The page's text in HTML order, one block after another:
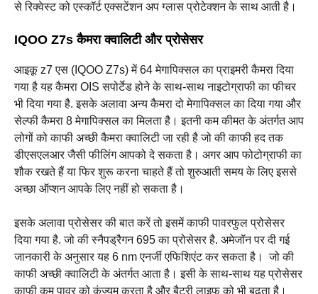
से रिक्वेस्ट को एस्कॉर्ट एक्सटेंशन अप ग्लास प्रोटेक्शन के साथ आती है।
IQOO Z7s कैमरा क्वालिटी और प्रोसेसर
आइकू z7 एस (IQOO Z7s) में 64 मेगापिक्सल का प्राइमरी कैमरा दिया
गया है यह कैमरा OIS सपोर्टेड होने के साथ-साथ नाइटोग्राफी का फीचर
भी दिया गया है. इसके अलावा अन्य कैमरा दो मेगापिक्सल का दिया गया और
सेल्फी कैमरा 8 मेगापिक्सल का मिलता है। इतनी कम कीमत के अंतर्गत आप
लोगों को काफी अच्छी कैमरा क्वालिटी जा रही है जो की काफी हद तक
डीएसएलआर जैसी फीलिंग आपको दे सकता है। अगर आप फोटोग्राफी का
शौक रखते हैं या फिर शुरू करना चाहते हैं तो शुरुआती समय के लिए इससे
अच्छा ऑप्शन आपके लिए नहीं हो सकता है।
इसके अलावा प्रोसेसर की बात करें तो इसमें काफी पावरफुल प्रोसेसर
दिया गया है. जो की स्नैपड्रैगन 695 का प्रोसेसर है. अमेजॉन पर दी गई
जानकारी के अनुसार यह 6 nm एनर्जी एफिशिएंट कर सकता है। ‌ जो की
काफी अच्छी क्वालिटी के अंतर्गत आता है। इसी के साथ-साथ यह प्रोसेसर
काफी कम पावर को कंज्यूम करता है और बैटरी लाइफ को भी बढ़ता है।